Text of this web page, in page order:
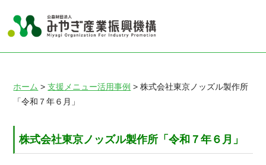
ホーム >支援メニュー活用事例 > 株式会社東京ノッズル製作所
「令和７年６月」
株式会社東京ノッズル製作所「令和７年６月」